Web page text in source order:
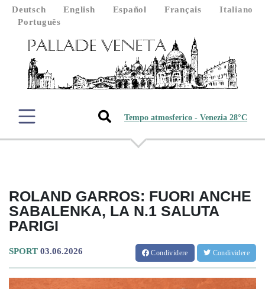
Deutsch English Español Français
Italiano
Português
Tempo atmosferico - Venezia 28°C
ROLAND GARROS: FUORI ANCHE
SABALENKA, LA N.1 SALUTA
PARIGI
SPORT 03.06.2026 Condividere Condividere